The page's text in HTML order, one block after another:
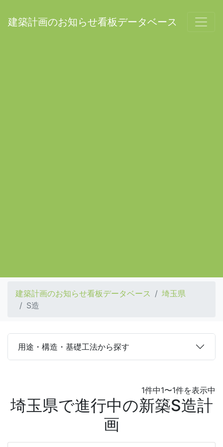
建築計画のお知らせ看板データベース
建築計画のお知らせ看板データベース
埼玉県
S造
用途・構造・基礎工法から探す
1件中1〜1件を表示中
埼玉県で進行中の新築S造計
画